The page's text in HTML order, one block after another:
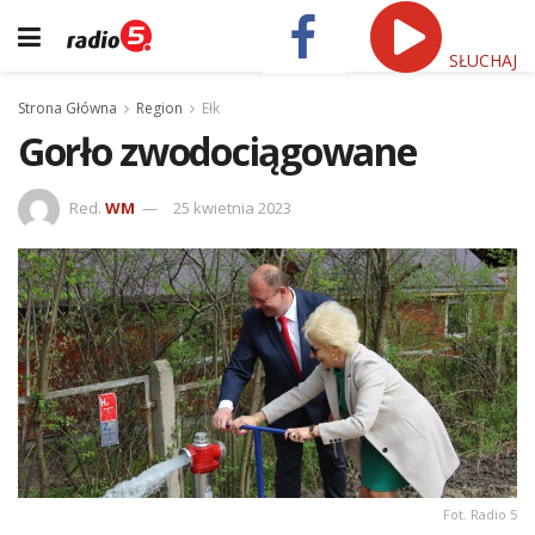
SŁUCHAJ
Strona Główna Region Ełk
Gorło zwodociągowane
Red. WM 25 kwietnia 2023
Fot. Radio 5